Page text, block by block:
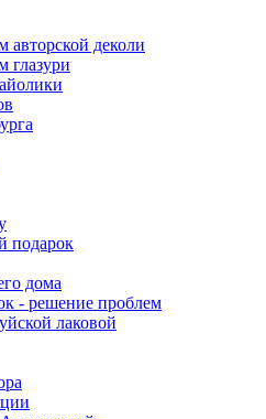
авторской деколи
глазури
подарок
дома
- решение проблем
лаковой